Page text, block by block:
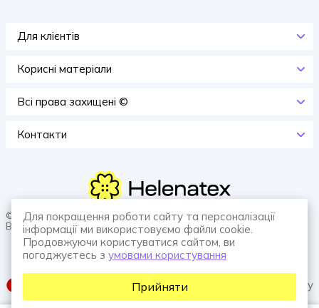
Для клієнтів
Корисні матеріали
Всi права захищенi ©
Контакти
© 2026 HELENATEX «Ґудзики, вішаки, нитки. Власне виробництво.
Все для швейної справи.»
SUFIX web agency
Для покращення роботи сайту та персоналізації
інформації ми використовуємо файли cookie.
Продовжуючи користуватися сайтом, ви
погоджуєтесь з умовами користування
Прийняти